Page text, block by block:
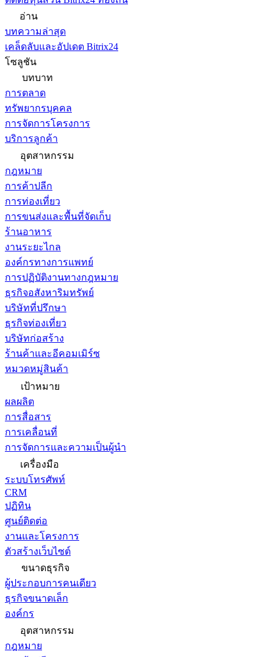
อ่าน
บทความล่าสุด
เคล็ดลับและอัปเดต Bitrix24
โซลูชัน
บทบาท
การตลาด
ทรัพยากรบุคคล
การจัดการโครงการ
บริการลูกค้า
อุตสาหกรรม
กฎหมาย
การค้าปลีก
การท่องเที่ยว
การขนส่งและพื้นที่จัดเก็บ
ร้านอาหาร
งานระยะไกล
องค์กรทางการแพทย์
การปฏิบัติงานทางกฎหมาย
ธุรกิจอสังหาริมทรัพย์
บริษัทที่ปรึกษา
ธุรกิจท่องเที่ยว
บริษัทก่อสร้าง
ร้านค้าและอีคอมเมิร์ซ
หมวดหมู่สินค้า
เป้าหมาย
ผลผลิต
การสื่อสาร
การเคลื่อนที่
การจัดการและความเป็นผู้นำ
เครื่องมือ
ระบบโทรศัพท์
CRM
ปฏิทิน
ศูนย์ติดต่อ
งานและโครงการ
ตัวสร้างเว็บไซต์
ขนาดธุรกิจ
ผู้ประกอบการคนเดียว
ธุรกิจขนาดเล็ก
องค์กร
อุตสาหกรรม
กฎหมาย